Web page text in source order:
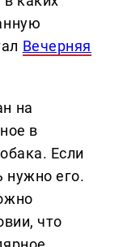
Вечерняя
на
в
Если
нужно его.
что